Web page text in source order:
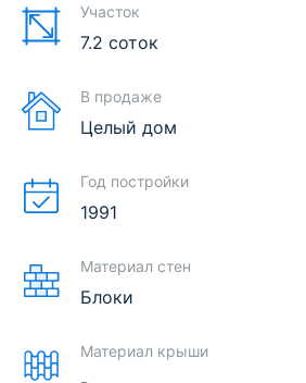
Участок
7.2 соток
В продаже
Целый дом
Год постройки
1991
Материал стен
Блоки
Материал крыши